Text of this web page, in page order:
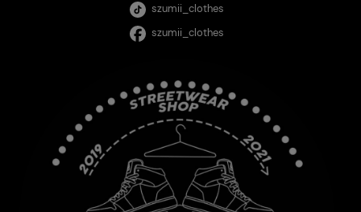
szumii_clothes
szumii_clothes